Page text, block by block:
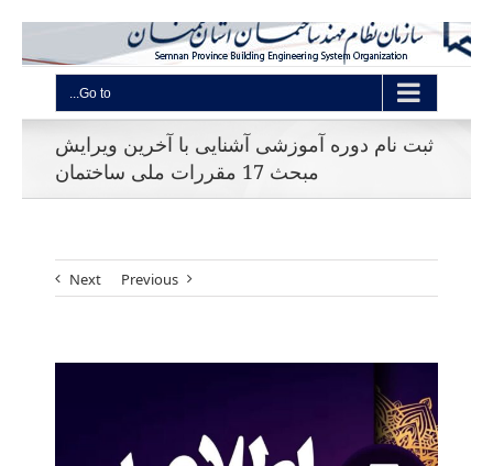
Go to...
ثبت نام دوره آموزشی آشنایی با آخرین ویرایش
مبحث 17 مقررات ملی ساختمان
Previous
Next
Larger
Image